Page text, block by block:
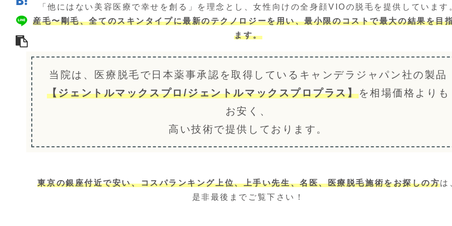
「他にはない美容医療で幸せを創る」を理念とし、女性向けの全身顔VIOの脱毛を提供しています
産毛〜剛毛、全てのスキンタイプに最新のテクノロジーを用い、最小限のコストで最大の結果を目
ます。
当院は、医療脱毛で日本薬事承認を取得しているキャンデラジャパン社の製品
【ジェントルマックスプロ/ジェントルマックスプロプラス】を相場価格よりも
お安く、
高い技術で提供しております。
東京の銀座付近で安い、コスパランキング上位、上手い先生、名医、医療脱毛施術をお探しの方は
是非最後までご覧下さい！